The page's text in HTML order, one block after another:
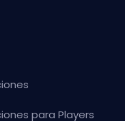
para Players